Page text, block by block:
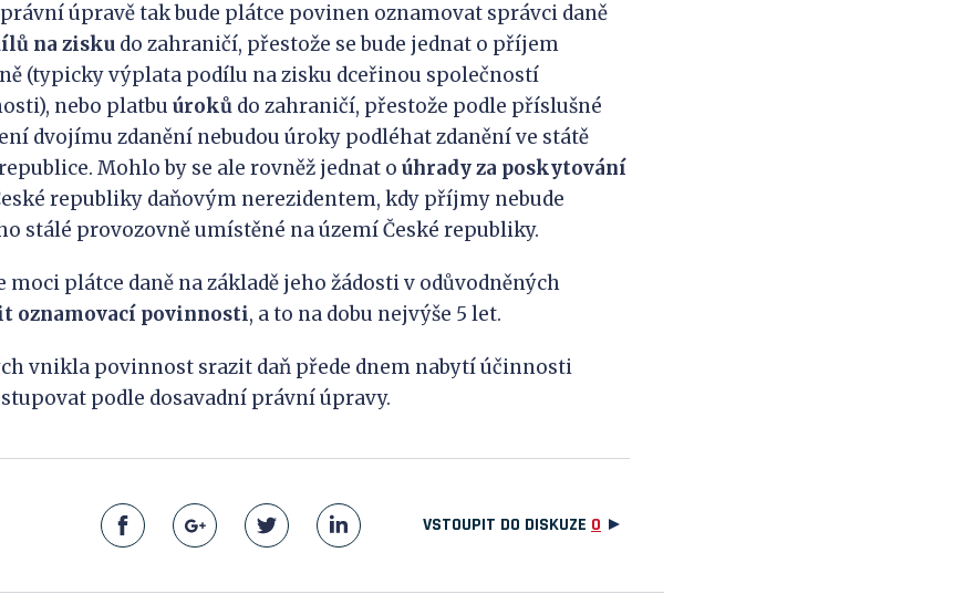
úpravě tak bude plátce povinen oznamovat správci daně
na zisku do zahraničí, přestože se bude jednat o příjem
(typicky výplata podílu na zisku dceřinou společností
nebo platbu úroků do zahraničí, přestože podle příslušné
dvojímu zdanění nebudou úroky podléhat zdanění ve státě
Mohlo by se ale rovněž jednat o úhrady za poskytování
republiky daňovým nerezidentem, kdy příjmy nebude
stálé provozovně umístěné na území České republiky.
moci plátce daně na základě jeho žádosti v odůvodněných
oznamovací povinnosti, a to na dobu nejvýše 5 let.
vnikla povinnost srazit daň přede dnem nabytí účinnosti
podle dosavadní právní úpravy.
VSTOUPIT DO DISKUZE 0